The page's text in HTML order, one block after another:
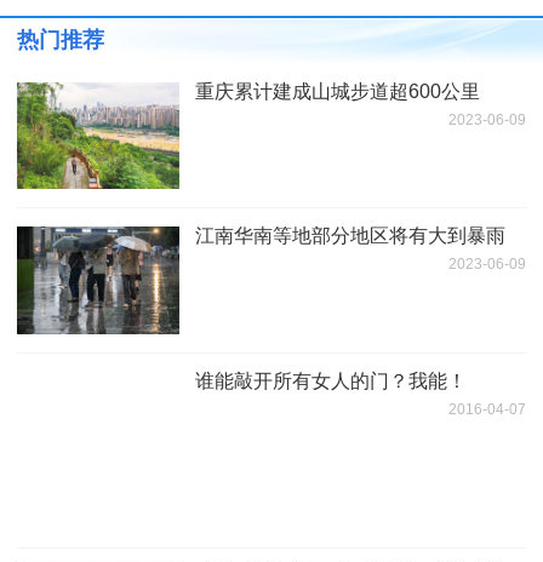
热门推荐
重庆累计建成山城步道超600公里
2023-06-09
江南华南等地部分地区将有大到暴雨
2023-06-09
谁能敲开所有女人的门？我能！
2016-04-07